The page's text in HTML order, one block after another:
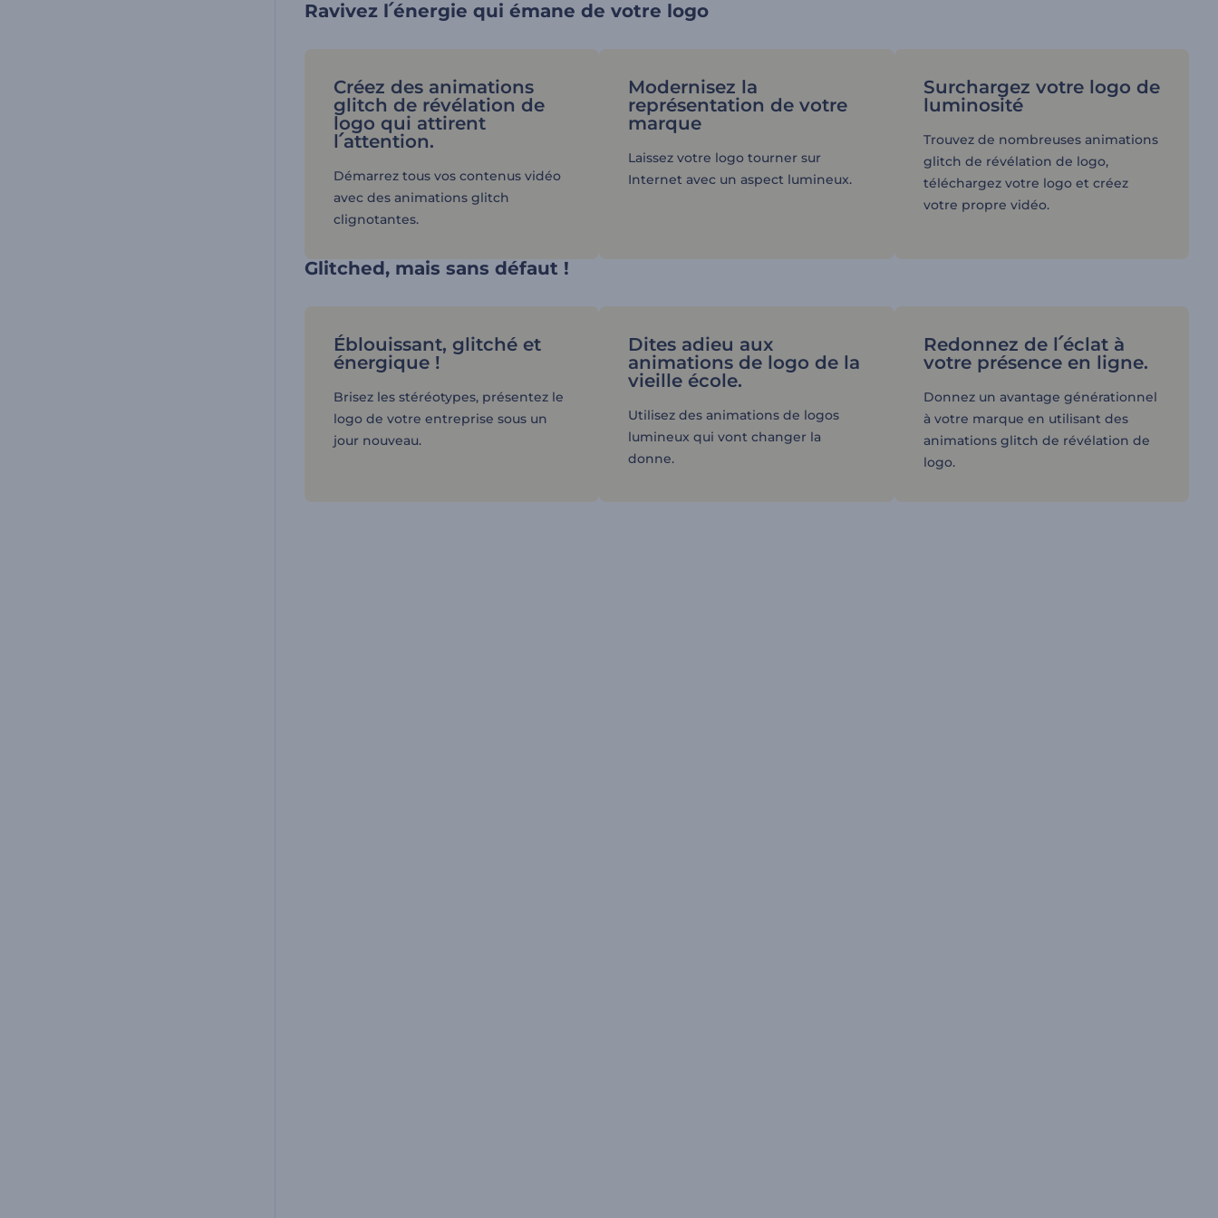
Ravivez l՛énergie qui émane de votre logo
Créez des animations
glitch de révélation de
logo qui attirent
l՛attention.
Démarrez tous vos contenus vidéo
avec des animations glitch
clignotantes.
Modernisez la
représentation de votre
marque
Laissez votre logo tourner sur
Internet avec un aspect lumineux.
Surchargez votre logo de
luminosité
Trouvez de nombreuses animations
glitch de révélation de logo,
téléchargez votre logo et créez
votre propre vidéo.
Glitched, mais sans défaut !
Éblouissant, glitché et
énergique !
Brisez les stéréotypes, présentez le
logo de votre entreprise sous un
jour nouveau.
Dites adieu aux
animations de logo de la
vieille école.
Utilisez des animations de logos
lumineux qui vont changer la
donne.
Redonnez de l՛éclat à
votre présence en ligne.
Donnez un avantage générationnel
à votre marque en utilisant des
animations glitch de révélation de
logo.